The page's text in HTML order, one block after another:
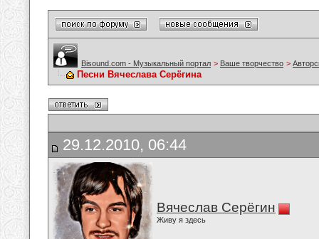
Bisound.com - Музыкальный портал > Ваше творчество >
Песни Вячеслава Серёгина
29.12.2010, 06:44
Вячеслав Серёгин
Живу я здесь